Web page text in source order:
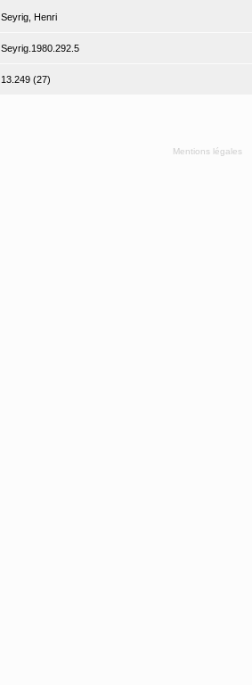
Seyrig, Henri
Seyrig.1980.292.5
13.249 (27)
Mentions légales